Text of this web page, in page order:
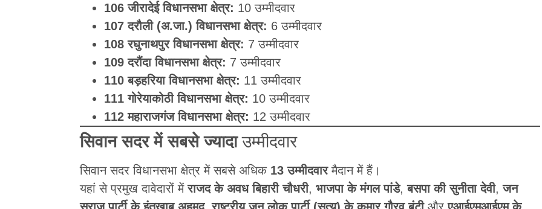
106 जीरादेई विधानसभा क्षेत्र: 10 उम्मीदवार
107 दरौली (अ.जा.) विधानसभा क्षेत्र: 6 उम्मीदवार
108 रघुनाथपुर विधानसभा क्षेत्र: 7 उम्मीदवार
109 दरौंदा विधानसभा क्षेत्र: 7 उम्मीदवार
110 बड़हरिया विधानसभा क्षेत्र: 11 उम्मीदवार
111 गोरेयाकोठी विधानसभा क्षेत्र: 10 उम्मीदवार
112 महाराजगंज विधानसभा क्षेत्र: 12 उम्मीदवार
सिवान सदर में सबसे ज्यादाउम्मीदवार
सिवान सदर विधानसभा क्षेत्र में सबसे अधिक 13 उम्मीदवारमैदान में हैं।
यहां से प्रमुख दावेदारों मेंराजद के अवध बिहारी चौधरी, भाजपा के मंगल पांडे,बसपा की सुनीता देवी,जन